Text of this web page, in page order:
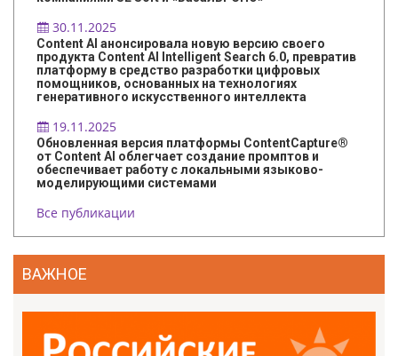
30.11.2025
Content AI анонсировала новую версию своего
продукта Content AI Intelligent Search 6.0, превратив
платформу в средство разработки цифровых
помощников, основанных на технологиях
генеративного искусственного интеллекта
19.11.2025
Обновленная версия платформы ContentCapture®
от Content AI облегчает создание промптов и
обеспечивает работу с локальными языково-
моделирующими системами
Все публикации
ВАЖНОЕ